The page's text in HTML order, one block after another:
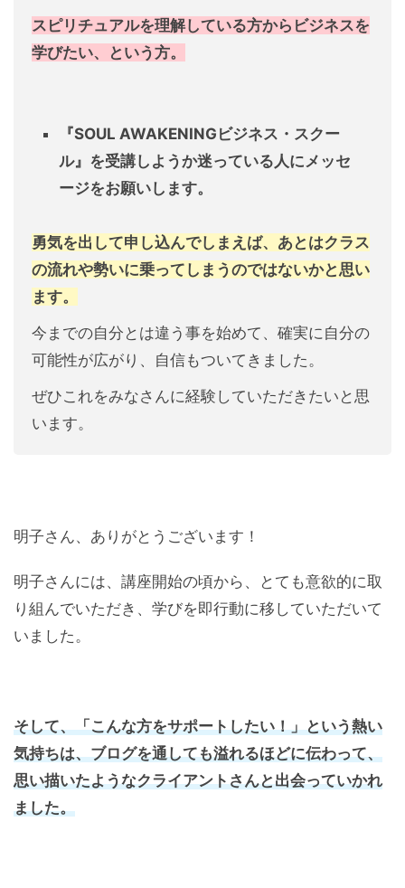
スピリチュアルを理解している方からビジネスを
学びたい、という方。
『SOUL AWAKENINGビジネス・スクー
ル』を受講しようか迷っている人にメッセ
ージをお願いします。
勇気を出して申し込んでしまえば、あとはクラス
の流れや勢いに乗ってしまうのではないかと思い
ます。
今までの自分とは違う事を始めて、確実に自分の
可能性が広がり、自信もついてきました。
ぜひこれをみなさんに経験していただきたいと思
います。
明子さん、ありがとうございます！
明子さんには、講座開始の頃から、とても意欲的に取
り組んでいただき、学びを即行動に移していただいて
いました。
そして、「こんな方をサポートしたい！」という熱い
気持ちは、ブログを通しても溢れるほどに伝わって、
思い描いたようなクライアントさんと出会っていかれ
ました。